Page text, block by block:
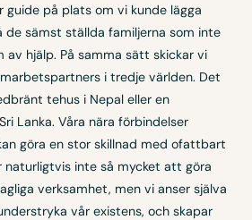
guide på plats om vi kunde lägga
de sämst ställda familjerna som inte
av hjälp. På samma sätt skickar vi
i tredje världen. Det
tehus i Nepal eller en
Lanka. Våra nära förbindelser
göra en stor skillnad med ofattbart
naturligtvis inte så mycket att göra
verksamhet, men vi anser själva
vår existens, och skapar